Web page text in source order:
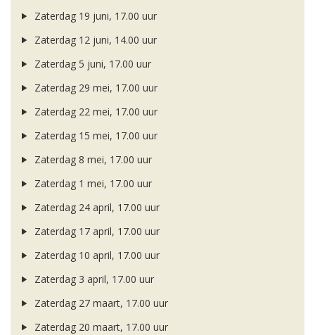
Zaterdag 19 juni, 17.00 uur
Zaterdag 12 juni, 14.00 uur
Zaterdag 5 juni, 17.00 uur
Zaterdag 29 mei, 17.00 uur
Zaterdag 22 mei, 17.00 uur
Zaterdag 15 mei, 17.00 uur
Zaterdag 8 mei, 17.00 uur
Zaterdag 1 mei, 17.00 uur
Zaterdag 24 april, 17.00 uur
Zaterdag 17 april, 17.00 uur
Zaterdag 10 april, 17.00 uur
Zaterdag 3 april, 17.00 uur
Zaterdag 27 maart, 17.00 uur
Zaterdag 20 maart, 17.00 uur